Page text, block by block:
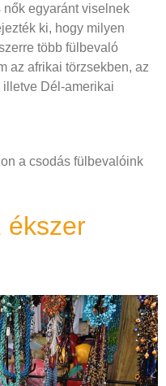
nők egyaránt viselnek
ki, hogy milyen
több fülbevaló
az afrikai törzsekben, az
Dél-amerikai
a csodás fülbevalóink
ékszer